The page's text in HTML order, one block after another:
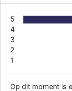
5
4
3
2
1
Op dit moment is